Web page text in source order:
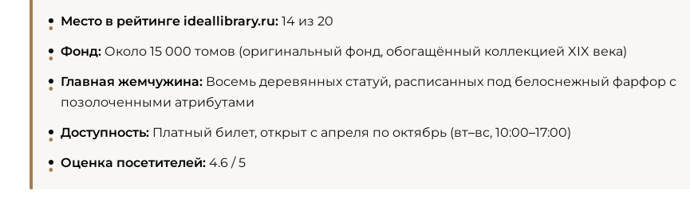
Место в рейтинге ideallibrary.ru: 14 из 20
Фонд: Около 15 000 томов (оригинальный фонд, обогащённый коллекцией XIX века)
Главная жемчужина: Восемь деревянных статуй, расписанных под белоснежный фарфор с
позолоченными атрибутами
Доступность: Платный билет, открыт с апреля по октябрь (вт–вс, 10:00–17:00)
Оценка посетителей: 4.6 / 5